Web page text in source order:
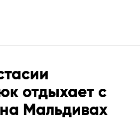
отдыхает с
Мальдивах